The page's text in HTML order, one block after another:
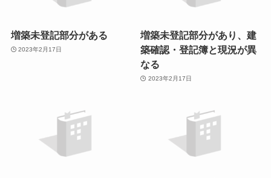
増築未登記部分がある
2023年2月17日
増築未登記部分があり、建
築確認・登記簿と現況が異
なる
2023年2月17日